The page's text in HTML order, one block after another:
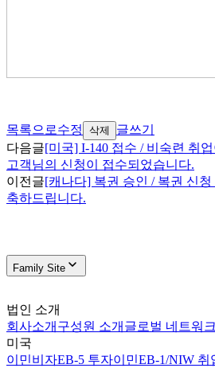
목록으로수정 삭제
글쓰기
다음글[미국] I-140 접수 / 비숙련 취업
고객님의 신청이 접수되었습니다.
이전글[캐나다] 복권 승인 / 복권 신
축하드립니다.
Family Site
법인 소개
회사소개 구성원 소개 글로벌 네트워크
미국
이민비자EB-5 투자이민EB-1/NIW 취